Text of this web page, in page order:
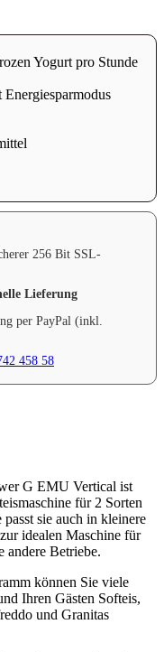
Yogurt pro Stunde
256 Bit SSL-
Lieferung
per PayPal (inkl.
458 58
G EMU Vertical ist
für 2 Sorten
sie auch in kleinere
idealen Maschine für
andere Betriebe.
können Sie viele
Ihren Gästen Softeis,
und Granitas